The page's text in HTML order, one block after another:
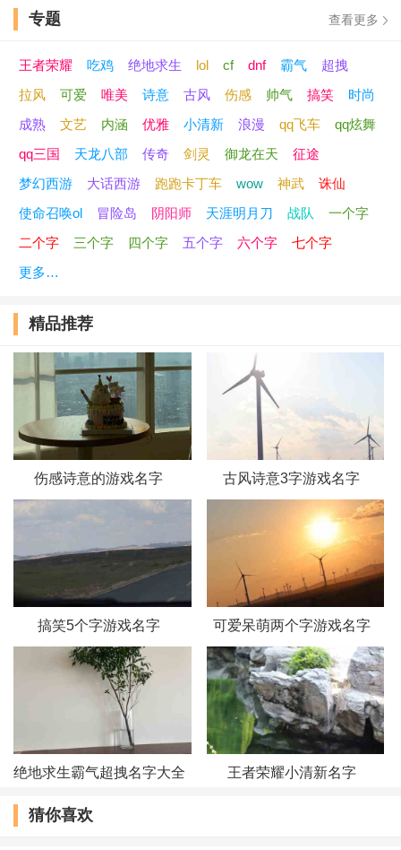
放开那女孩、俄来
过往丶如流烟划过
繁花落幕丶殇满地
泪水、沾湿了睫毛
白菜都讓豬拱了
旧人旧城旧时光
无力落地旳苍白
拿开你肮脏的手
笑看沧海变桑田
舊人舊夢舊成傷
落日余晖耀人眼
一种无情的岁月
海是没有城的墙
像空氣壹樣華麗
专题 查看更多
王者荣耀 吃鸡 绝地求生 lol cf dnf 霸气
超拽
拉风
可爱 唯美 诗意 古风 伤感 帅气 搞笑
时尚
成熟
文艺 内涵 优雅 小清新 浪漫 qq飞车
qq炫舞
qq三国
天龙八部 传奇 剑灵 御龙在天
征途
梦幻西游
大话西游 跑跑卡丁车 wow 神武
诛仙
使命召唤ol
冒险岛 阴阳师 天涯明月刀 战队
一个字
二个字
三个字 四个字 五个字 六个字
七个字
更多…
精品推荐
伤感诗意的游戏名字 古风诗意3字游戏名字
搞笑5个字游戏名字 可爱呆萌两个字游戏名字
绝地求生霸气超拽名字大全 王者荣耀小清新名字
猜你喜欢